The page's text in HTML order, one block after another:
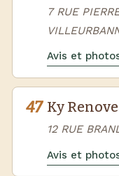
7 RUE
Avis et
47 Ky
12 RUE
Avis et